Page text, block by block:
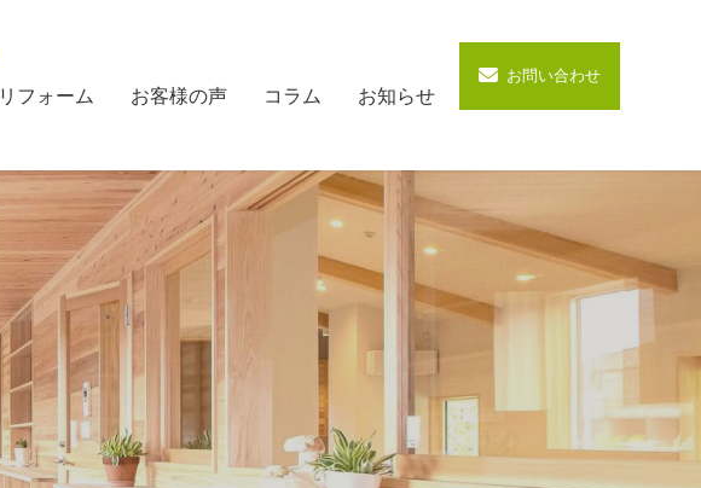
リフォーム お客様の声 コラム お知らせ
お問い合わせ